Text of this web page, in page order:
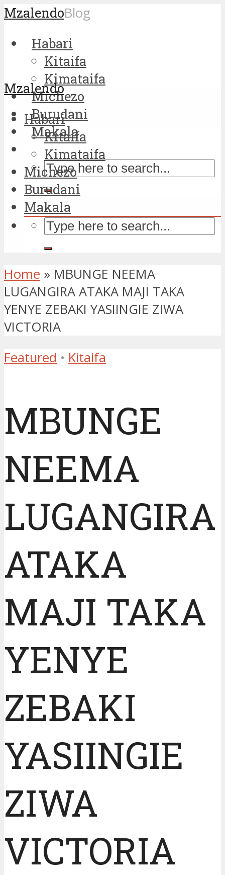
MzalendoBlog
Habari
Kitaifa
Kimataifa
Michezo
Burudani
Makala
Mzalendo
Habari
Kitaifa
Kimataifa
Michezo
Burudani
Makala
Home » MBUNGE NEEMA
LUGANGIRA ATAKA MAJI TAKA
YENYE ZEBAKI YASIINGIE ZIWA
VICTORIA
Featured • Kitaifa
MBUNGE
NEEMA
LUGANGIRA
ATAKA
MAJI TAKA
YENYE
ZEBAKI
YASIINGIE
ZIWA
VICTORIA